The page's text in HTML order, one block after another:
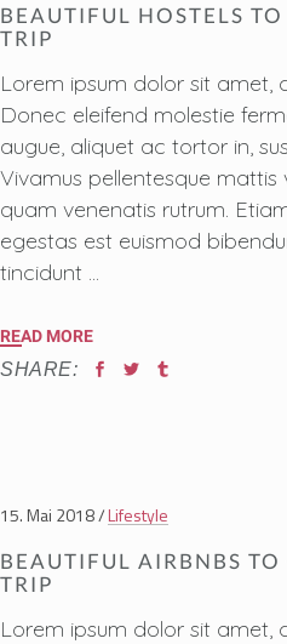
BEAUTIFUL HOSTELS
TRIP
Lorem ipsum dolor sit amet,
Donec eleifend molestie
augue, aliquet ac tortor in,
Vivamus pellentesque
quam venenatis rutrum.
egestas est euismod
tincidunt
READ MORE
SHARE:
15. Mai 2018 Lifestyle
BEAUTIFUL AIRBNBS
TRIP
Lorem ipsum dolor sit amet,